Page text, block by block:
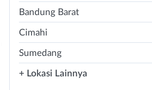
Bandung Barat
Cimahi
Sumedang
+ Lokasi Lainnya